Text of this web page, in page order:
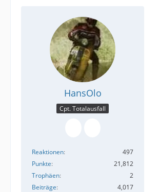
HansOlo
Cpt. Totalausfall
Reaktionen
497
Punkte
21,812
Trophäen
2
Beiträge
4,017